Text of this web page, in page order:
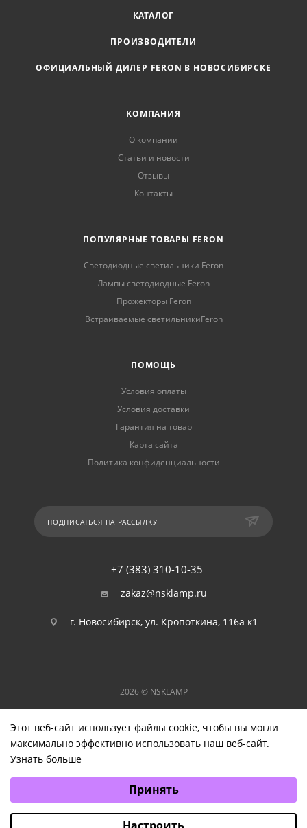
КАТАЛОГ
ПРОИЗВОДИТЕЛИ
ОФИЦИАЛЬНЫЙ ДИЛЕР FERON В НОВОСИБИРСКЕ
КОМПАНИЯ
О компании
Статьи и новости
Отзывы
Контакты
ПОПУЛЯРНЫЕ ТОВАРЫ FERON
Светодиодные светильники Feron
Лампы светодиодные Feron
Прожекторы Feron
Встраиваемые светильникиFeron
ПОМОЩЬ
Условия оплаты
Условия доставки
Гарантия на товар
Карта сайта
Политика конфиденциальности
ПОДПИСАТЬСЯ НА РАССЫЛКУ
+7 (383) 310-10-35
zakaz@nsklamp.ru
г. Новосибирск, ул. Кропоткина, 116а к1
2026 © NSKLAMP
Этот веб-сайт использует файлы cookie, чтобы вы могли
максимально эффективно использовать наш веб-сайт.
Узнать больше
Аналитические/Функциональные
Принять